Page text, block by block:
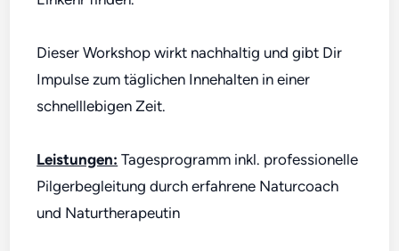
Dieser Workshop wirkt nachhaltig und gibt Dir
Impulse zum täglichen Innehalten in einer
schnelllebigen Zeit.
Leistungen: Tagesprogramm inkl. professionelle
Pilgerbegleitung durch erfahrene Naturcoach
und Naturtherapeutin